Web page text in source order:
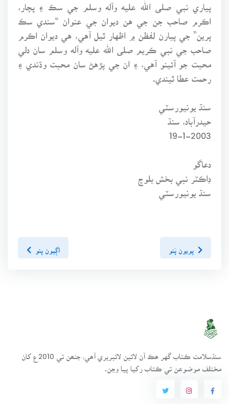
پياري نبي صلى الله عليه وآله وسلم جي سڪ ۽ پچار،
اڪرم صاحب جن جي هن ديوان جي عنوان “سندي سڪ
پرين” جي پيارن لفظن ۾ اظهار ٿيل آهي، هي ديوان اڪرم
صاحب جي نبي ڪريم صلى الله عليه وآله وسلم سان دلي
محبت جو آئينو آهي، ۽ ان جي پڙهڻ سان محبت وڌندي ۽
رحمت عطا ٿيندي.
سنڌ يونيورسٽي
حيدرآباد، سنڌ
19-1-2003
دعاگو
ڊاڪٽر نبي بخش بلوچ
سنڌ يونيورسٽي
پويون پَنو اڳيون پنو
سنڌسلامت ڪتاب گهر ھڪ آن لائين لائبريري آھي، جنھن تي 2010ع کان
مختلف موضوعن تي ڪتاب رکيا پيا وڃن.